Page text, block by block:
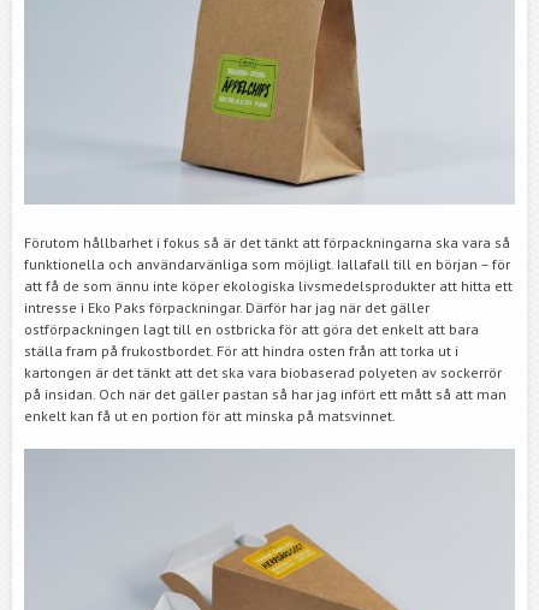
Förutom hållbarhet i fokus så är det tänkt att förpackningarna ska vara så
funktionella och användarvänliga som möjligt. Iallafall till en början – för
att få de som ännu inte köper ekologiska livsmedelsprodukter att hitta ett
intresse i Eko Paks förpackningar. Därför har jag när det gäller
ostförpackningen lagt till en ostbricka för att göra det enkelt att bara
ställa fram på frukostbordet. För att hindra osten från att torka ut i
kartongen är det tänkt att det ska vara biobaserad polyeten av sockerrör
på insidan. Och när det gäller pastan så har jag infört ett mått så att man
enkelt kan få ut en portion för att minska på matsvinnet.